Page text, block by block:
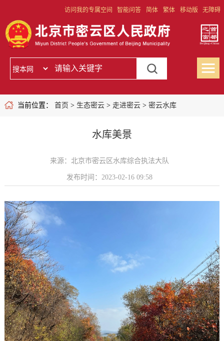
访问我的专属空间 智能问答 简体 繁体 移动版 无障碍
当前位置： 首页 > 生态密云> 走进密云> 密云水库
水库美景
来源：北京市密云区水库综合执法大队
发布时间：2023-02-16 09:58